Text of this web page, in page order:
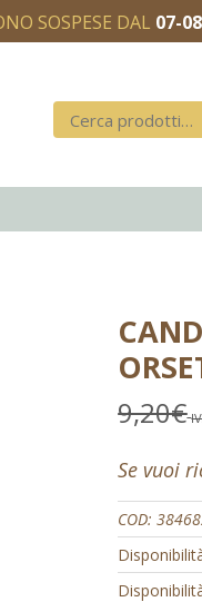
SOSPESE DAL 07-
9,20€
Se vuoi
COD: